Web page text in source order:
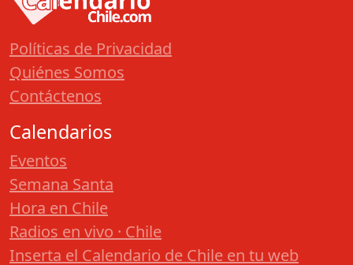
Políticas de Privacidad
Quiénes Somos
Contáctenos
Calendarios
Eventos
Semana Santa
Hora en Chile
Radios en vivo · Chile
Inserta el Calendario de Chile en tu web